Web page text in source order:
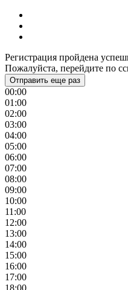
Регистрация пройдена
Пожалуйста, перейдите по
Отправить еще раз
00:00
01:00
02:00
03:00
04:00
05:00
06:00
07:00
08:00
09:00
10:00
11:00
12:00
13:00
14:00
15:00
16:00
17:00
18:00